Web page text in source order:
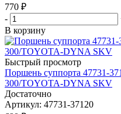
770 ₽
-
В корзину
Быстрый просмотр
Поршень суппорта 47731-
300/TOYOTA-DYNA SKV
Достаточно
Артикул: 47731-37120